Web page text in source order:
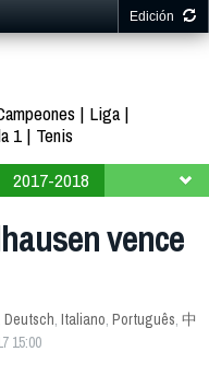
Edición
Liga
1
Tenis
2017-2018
vence
Deutsch, Italiano, Português, 中
15:00